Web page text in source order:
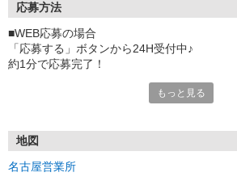
応募方法
■WEB応募の場合
「応募する」ボタンから24H受付中♪
約1分で応募完了！
①応募から3営業日を目安に、メールorお電
もっと見る
地図
名古屋営業所